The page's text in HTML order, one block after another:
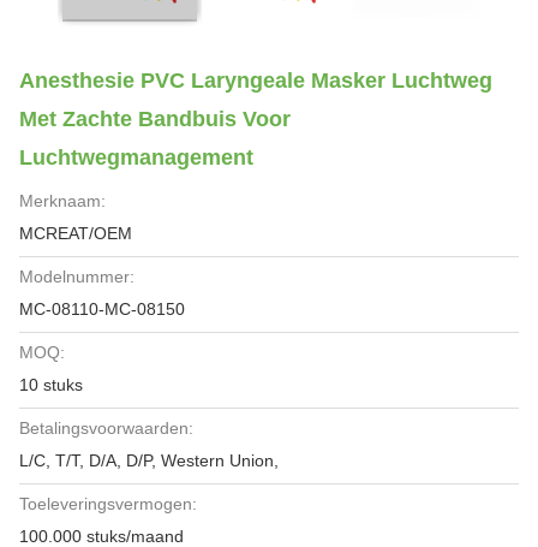
Anesthesie PVC Laryngeale Masker Luchtweg
Met Zachte Bandbuis Voor
Luchtwegmanagement
Merknaam:
MCREAT/OEM
Modelnummer:
MC-08110-MC-08150
MOQ:
10 stuks
Betalingsvoorwaarden:
L/C, T/T, D/A, D/P, Western Union,
Toeleveringsvermogen:
100.000 stuks/maand